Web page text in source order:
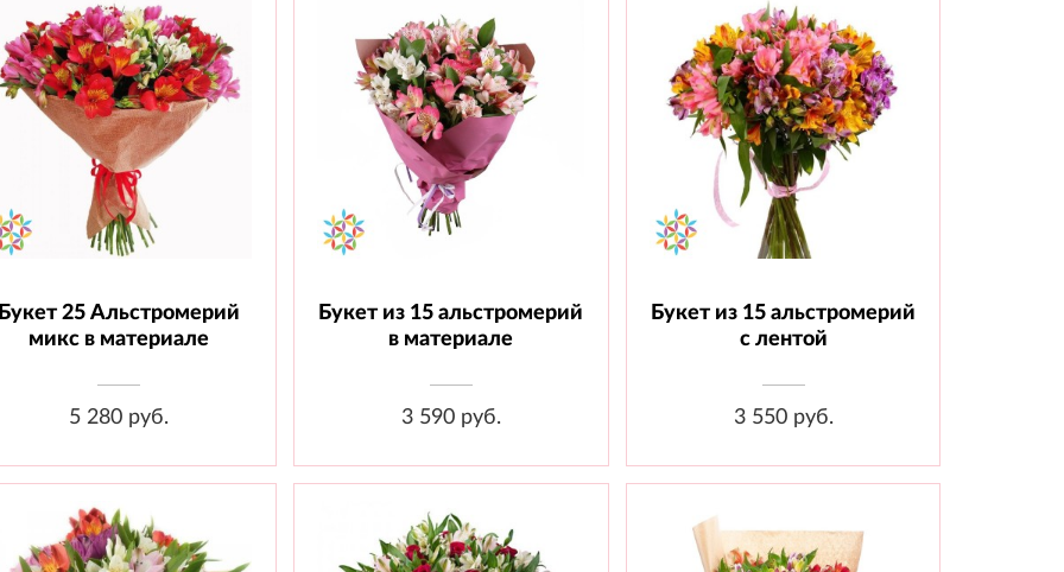
Альстромерия - 25 шт.,
Материал
25 Альстромерий
микс в материале
5 280 руб.
Состав: Альстромерия - 15 шт.,
Материал
Букет из 15 альстромерий
в материале
3 590 руб.
Состав: Альстромерия - 15 шт.,
Лента
Букет из 15 альстромерий
с лентой
3 550 руб.